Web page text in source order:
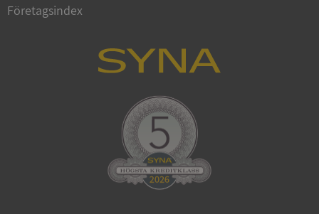
Företagsindex
Corporation
de.syna.se